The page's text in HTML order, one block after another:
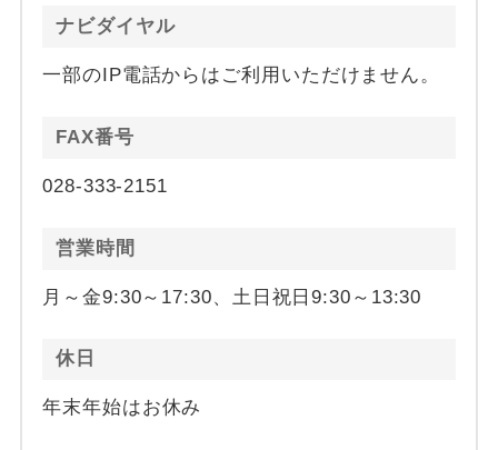
ナビダイヤル
一部のIP電話からはご利用いただけません。
FAX番号
028-333-2151
営業時間
月～金9:30～17:30、土日祝日9:30～13:30
休日
年末年始はお休み